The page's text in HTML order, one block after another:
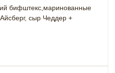
бифштекс,маринованные
сыр Чеддер +